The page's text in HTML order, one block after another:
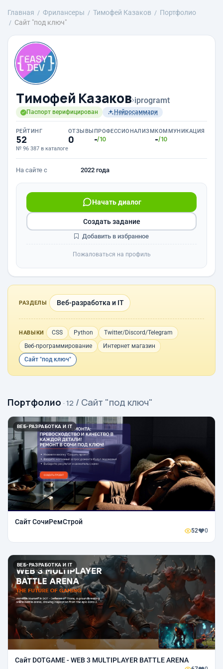
Главная Фрилансеры Тимофей Казаков
Портфолио
Сайт "под ключ"
Тимофей Казаков›iprogramt
Паспорт верифицирован Нейросаммари
РЕЙТИНГ
52
№ 96 387 в каталоге
ОТЗЫВЫ
0
ПРОФЕССИОНАЛИЗМ
-/10
КОММУНИКАЦИЯ
-/10
На сайте с 2022 года
Начать диалог
Создать задание
Добавить в избранное
Пожаловаться на профиль
РАЗДЕЛЫ Веб-разработка и IT
НАВЫКИ CSS Python
Twitter/Discord/Telegram
Веб-программирование
Интернет магазин
Сайт "под ключ"
Портфолио · 12 / Сайт "под ключ"
ВЕБ-РАЗРАБОТКА И IT
Сайт СочиРемСтрой
52 0
ВЕБ-РАЗРАБОТКА И IT
Сайт DOTGAME - WEB 3 MULTIPLAYER BATTLE ARENA